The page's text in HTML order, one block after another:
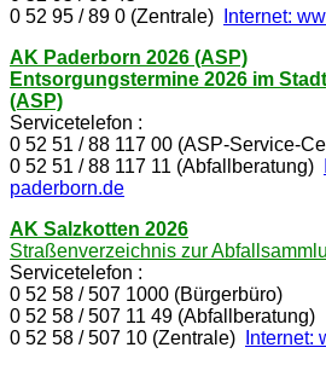
0 52 95 / 89 0 (Zentrale)
Internet:
AK Paderborn 2026 (ASP)
Entsorgungstermine 2026 im
(ASP)
Servicetelefon :
0 52 51 / 88 117 00 (ASP-Service-
0 52 51 / 88 117 11 (Abfallberatung)
paderborn.de
AK Salzkotten 2026
Straßenverzeichnis zur
Servicetelefon :
0 52 58 / 507 1000 (Bürgerbüro)
0 52 58 / 507 11 49 (Abfallberatung)
0 52 58 / 507 10 (Zentrale)
Internet: